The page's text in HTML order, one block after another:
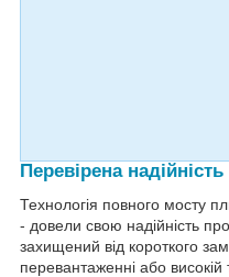
Перевірена надійність
Технологія повного мосту
- довели свою надійність
захищений від короткого
перевантаженні або